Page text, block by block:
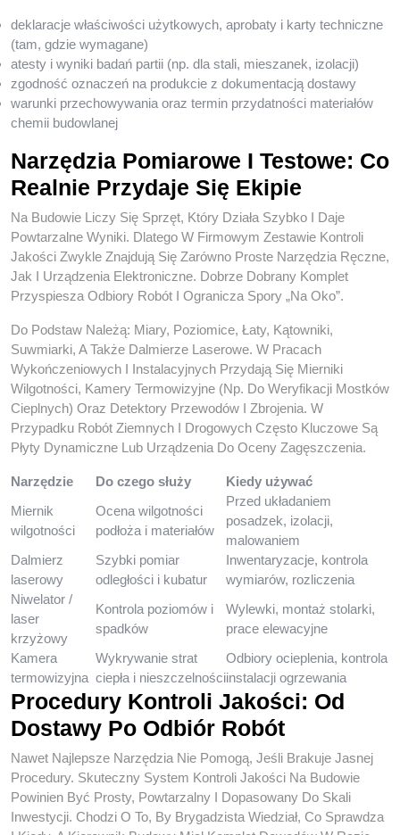
deklaracje właściwości użytkowych, aprobaty i karty techniczne
(tam, gdzie wymagane)
atesty i wyniki badań partii (np. dla stali, mieszanek, izolacji)
zgodność oznaczeń na produkcie z dokumentacją dostawy
warunki przechowywania oraz termin przydatności materiałów
chemii budowlanej
Narzędzia Pomiarowe I Testowe: Co
Realnie Przydaje Się Ekipie
Na Budowie Liczy Się Sprzęt, Który Działa Szybko I Daje
Powtarzalne Wyniki. Dlatego W Firmowym Zestawie Kontroli
Jakości Zwykle Znajdują Się Zarówno Proste Narzędzia Ręczne,
Jak I Urządzenia Elektroniczne. Dobrze Dobrany Komplet
Przyspiesza Odbiory Robót I Ogranicza Spory „na Oko”.
Do Podstaw Należą: Miary, Poziomice, Łaty, Kątowniki,
Suwmiarki, A Także Dalmierze Laserowe. W Pracach
Wykończeniowych I Instalacyjnych Przydają Się Mierniki
Wilgotności, Kamery Termowizyjne (np. Do Weryfikacji Mostków
Cieplnych) Oraz Detektory Przewodów I Zbrojenia. W
Przypadku Robót Ziemnych I Drogowych Często Kluczowe Są
Płyty Dynamiczne Lub Urządzenia Do Oceny Zagęszczenia.
Narzędzie Do czego służy
Kiedy używać
Miernik
wilgotności
Ocena wilgotności
podłoża i materiałów
Przed układaniem
posadzek, izolacji,
malowaniem
Dalmierz
laserowy
Szybki pomiar
odległości i kubatur
Inwentaryzacje, kontrola
wymiarów, rozliczenia
Niwelator /
laser
krzyżowy
Kontrola poziomów i
spadków
Wylewki, montaż stolarki,
prace elewacyjne
Kamera
termowizyjna
Wykrywanie strat
ciepła i nieszczelności
Odbiory ocieplenia, kontrola
instalacji ogrzewania
Procedury Kontroli Jakości: Od
Dostawy Po Odbiór Robót
Nawet Najlepsze Narzędzia Nie Pomogą, Jeśli Brakuje Jasnej
Procedury. Skuteczny System Kontroli Jakości Na Budowie
Powinien Być Prosty, Powtarzalny I Dopasowany Do Skali
Inwestycji. Chodzi O To, By Brygadzista Wiedział, Co Sprawdza